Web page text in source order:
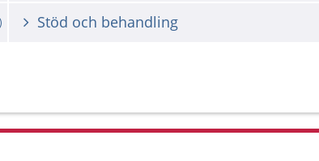
Stöd och behandling